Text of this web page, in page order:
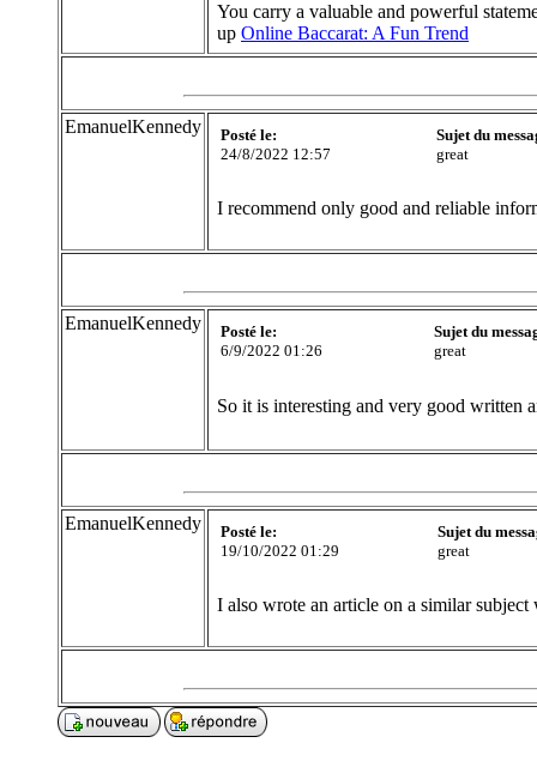
You carry a valuable and powerful
up Online Baccarat: A Fun Trend
EmanuelKennedy
Posté le:
24/8/2022 12:57
Sujet du
great
I recommend only good and reliable
EmanuelKennedy
Posté le:
6/9/2022 01:26
Sujet du
great
So it is interesting and very good written
EmanuelKennedy
Posté le:
19/10/2022 01:29
Sujet du
great
I also wrote an article on a similar